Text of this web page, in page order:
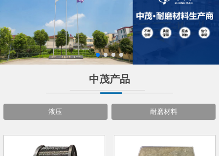
中茂产品
液压 耐磨材料